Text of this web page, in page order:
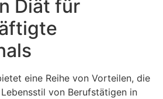
Diät für
eine Reihe von Vorteilen, die
von Berufstätigen in